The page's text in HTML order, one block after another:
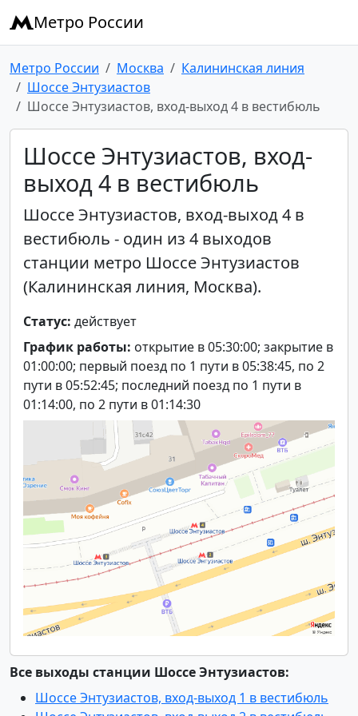
Метро России
Метро России Москва
Калининская линия
Шоссе Энтузиастов
Шоссе Энтузиастов, вход-выход 4 в вестибюль
Шоссе Энтузиастов, вход-
выход 4 в вестибюль
Шоссе Энтузиастов, вход-выход 4 в
вестибюль - один из 4 выходов
станции метро Шоссе Энтузиастов
(Калининская линия, Москва).
Статус: действует
График работы: открытие в 05:30:00; закрытие в
01:00:00; первый поезд по 1 пути в 05:38:45, по 2
пути в 05:52:45; последний поезд по 1 пути в
01:14:00, по 2 пути в 01:14:30
Все выходы станции Шоссе Энтузиастов:
Шоссе Энтузиастов, вход-выход 1 в вестибюль